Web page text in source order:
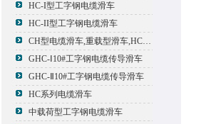
HC-I型工字钢电缆滑车
HC-II型工字钢电缆滑车
CH型电缆滑车,重载型滑车,HC型滑车
GHC-Ⅰ10#工字钢电缆传导滑车
GHC-Ⅱ10#工字钢电缆传导滑车
HC系列电缆滑车
中载荷型工字钢电缆滑车